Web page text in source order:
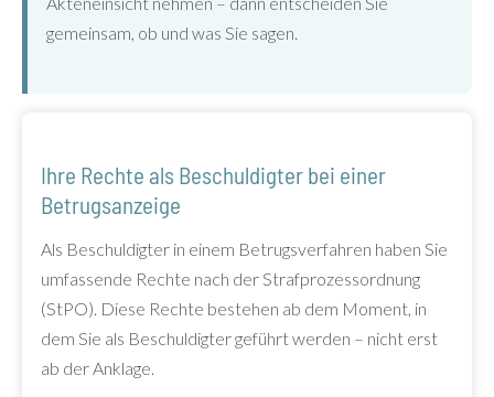
gemeinsam, ob und was Sie sagen.
Ihre Rechte als Beschuldigter bei einer
Betrugsanzeige
Als Beschuldigter in einem Betrugsverfahren haben Sie
umfassende Rechte nach der Strafprozessordnung
(StPO). Diese Rechte bestehen ab dem Moment, in
dem Sie als Beschuldigter geführt werden – nicht erst
ab der Anklage.